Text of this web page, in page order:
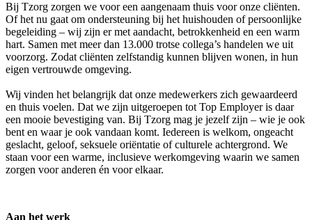
Bij Tzorg zorgen we voor een aangenaam thuis voor onze cliënten.
Of het nu gaat om ondersteuning bij het huishouden of persoonlijke
begeleiding – wij zijn er met aandacht, betrokkenheid en een warm
hart. Samen met meer dan 13.000 trotse collega’s handelen we uit
voorzorg. Zodat cliënten zelfstandig kunnen blijven wonen, in hun
eigen vertrouwde omgeving.
Wij vinden het belangrijk dat onze medewerkers zich gewaardeerd
en thuis voelen. Dat we zijn uitgeroepen tot Top Employer is daar
een mooie bevestiging van. Bij Tzorg mag je jezelf zijn – wie je ook
bent en waar je ook vandaan komt. Iedereen is welkom, ongeacht
geslacht, geloof, seksuele oriëntatie of culturele achtergrond. We
staan voor een warme, inclusieve werkomgeving waarin we samen
zorgen voor anderen én voor elkaar.
Aan het werk